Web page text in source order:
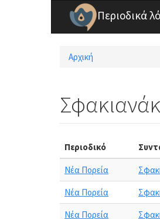
Παράκαμψη προς το κυρίως περιεχόμενο
Περιοδικά
Είστε εδώ
Αρχική
Περιοδικό
Νέα Πορεία
Νέα Πορεία
Νέα Πορεία